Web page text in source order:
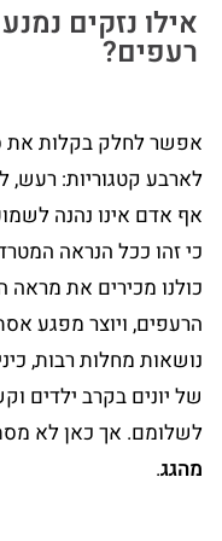
אילו נזקים
רעפים?
אפשר לחלק בקלות את
לארבע קטגוריות: רעש,
אף אדם אינו נהנה
כי זהו ככל הנראה
כולנו מכירים את
הרעפים, ויוצר מפגע
נושאות מחלות רבות,
של יונים בקרב ילדים
לשלומם. אך כאן לא
מהגג.